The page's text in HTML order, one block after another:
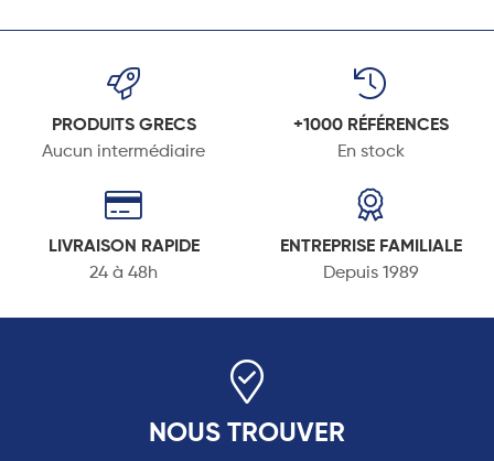
PRODUITS GRECS
Aucun intermédiaire
+1000 RÉFÉRENCES
En stock
LIVRAISON RAPIDE
24 à 48h
ENTREPRISE FAMILIALE
Depuis 1989
NOUS TROUVER